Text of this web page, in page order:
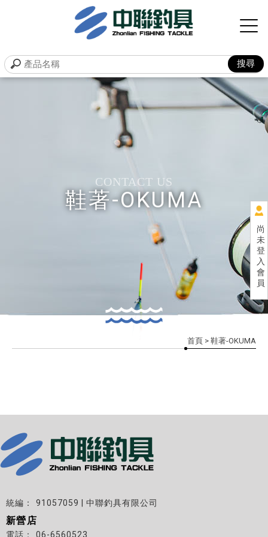
尚
未
登
入
會
員
鞋著-OKUMA
首頁 > 鞋著-OKUMA
91057059 | 中聯釣具有限公司
新營店
06-6560523